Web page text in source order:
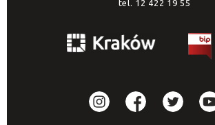
tel. 12 422 19 55